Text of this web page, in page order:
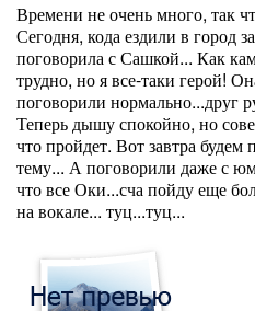
Времени не очень много, так
Сегодня, кода ездили в город
поговорила с Сашкой... Как
трудно, но я все-таки герой!
поговорили нормально...друг
Теперь дышу спокойно, но
что пройдет. Вот завтра
тему... А поговорили даже с
что все Оки...сча пойду еще
на вокале... туц...туц...